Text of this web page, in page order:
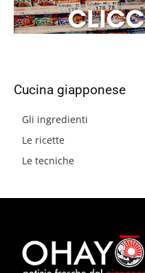
Cucina giapponese
Gli ingredienti
Le ricette
Le tecniche